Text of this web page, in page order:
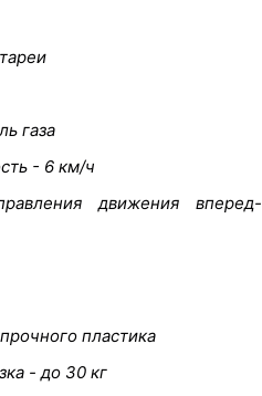
газа
- 6 км/ч
движения вперед-
пластика
- до 30 кг